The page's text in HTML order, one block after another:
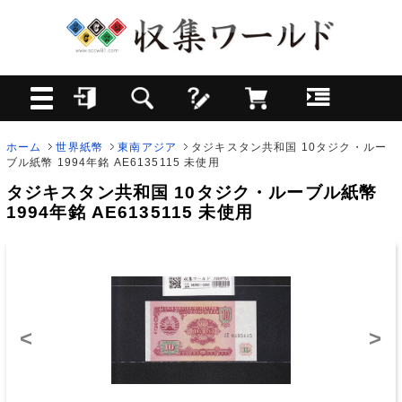
ホーム 世界紙幣 東南アジア
タジキスタン共和国 10タジク・ルー
ブル紙幣 1994年銘 AE6135115 未使用
タジキスタン共和国 10タジク・ルーブル紙幣
1994年銘 AE6135115 未使用
< >